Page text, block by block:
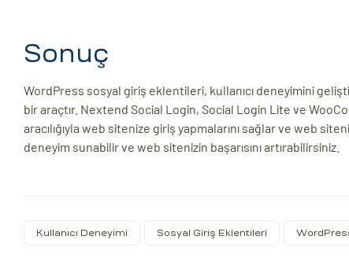
Sonuç
WordPress sosyal giriş eklentileri, kullanıcı deneyimini
bir araçtır. Nextend Social Login, Social Login Lite ve
aracılığıyla web sitenize giriş yapmalarını sağlar ve web
deneyim sunabilir ve web sitenizin başarısını artırabilirsiniz.
Kullanıcı Deneyimi Sosyal Giriş Eklentileri